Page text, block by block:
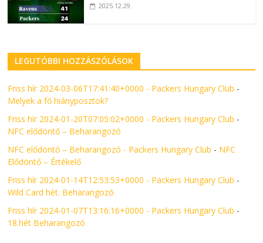
2025.12.29.
LEGUTÓBBI HOZZÁSZÓLÁSOK
Friss hír 2024-03-06T17:41:40+0000 - Packers Hungary Club -
Melyek a fő hiányposztok?
Friss hír 2024-01-20T07:05:02+0000 - Packers Hungary Club -
NFC elődöntő – Beharangozó
NFC elődöntő – Beharangozó - Packers Hungary Club - NFC
Elődöntő – Értékelő
Friss hír 2024-01-14T12:53:53+0000 - Packers Hungary Club -
Wild Card hét. Beharangozó
Friss hír 2024-01-07T13:16:16+0000 - Packers Hungary Club -
18.hét Beharangozó